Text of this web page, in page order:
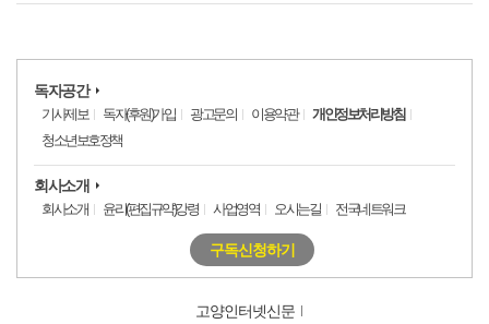
독자공간
기사제보 독자(후원)가입 광고문의 이용약관
개인정보처리방침
청소년보호정책
회사소개
회사소개 윤리(편집규약)강령 사업영역 오시는길 전국네트워크
구독신청하기
고양인터넷신문